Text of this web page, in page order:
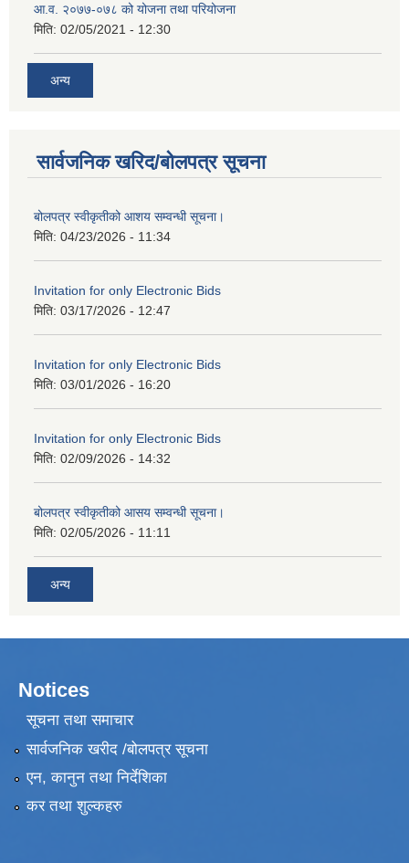
आ.व. २०७७-०७८ को योजना तथा परियोजना
मिति: 02/05/2021 - 12:30
अन्य
सार्वजनिक खरिद/बोलपत्र सूचना
बोलपत्र स्वीकृतीको आशय सम्वन्धी सूचना।
मिति: 04/23/2026 - 11:34
Invitation for only Electronic Bids
मिति: 03/17/2026 - 12:47
Invitation for only Electronic Bids
मिति: 03/01/2026 - 16:20
Invitation for only Electronic Bids
मिति: 02/09/2026 - 14:32
बोलपत्र स्वीकृतीको आसय सम्वन्धी सूचना।
मिति: 02/05/2026 - 11:11
अन्य
Notices
सूचना तथा समाचार
सार्वजनिक खरीद /बोलपत्र सूचना
एन, कानुन तथा निर्देशिका
कर तथा शुल्कहरु